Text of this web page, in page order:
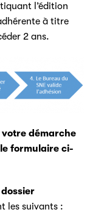
l’édition
à titre
2 ans.
démarche
formulaire ci-
les suivants :